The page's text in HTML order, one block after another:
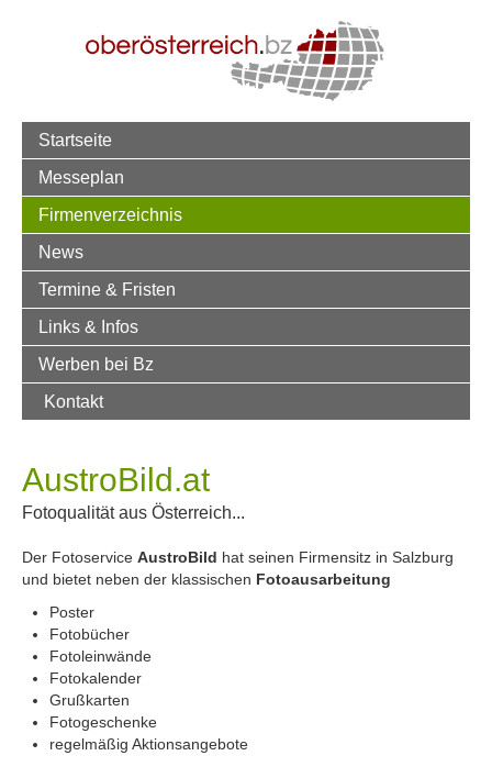
Startseite
Messeplan
Firmenverzeichnis
News
Termine & Fristen
Links & Infos
Werben bei Bz
Kontakt
AustroBild.at
Fotoqualität aus Österreich...
Der Fotoservice AustroBild hat seinen Firmensitz in Salzburg
und bietet neben der klassischen Fotoausarbeitung
Poster
Fotobücher
Fotoleinwände
Fotokalender
Grußkarten
Fotogeschenke
regelmäßig Aktionsangebote